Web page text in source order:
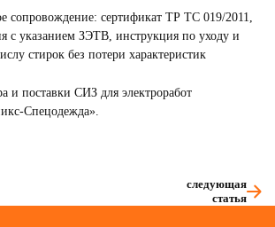
сопровождение: сертификат ТР ТС 019/2011,
с указанием ЗЭТВ, инструкция по уходу и
стирок без потери характеристик
и поставки СИЗ для электроработ
Спецодежда».
следующая
статья